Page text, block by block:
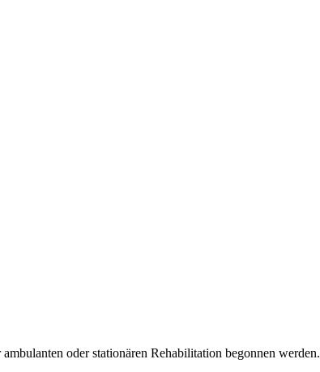
oder stationären Rehabilitation begonnen werden.